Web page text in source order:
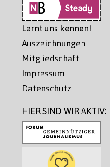
Lernt uns kennen!
Auszeichnungen
Mitgliedschaft
Impressum
Datenschutz
HIER SIND WIR AKTIV: